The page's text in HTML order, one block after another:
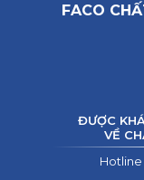
FACO
ĐƯỢC
VỀ
Hotline